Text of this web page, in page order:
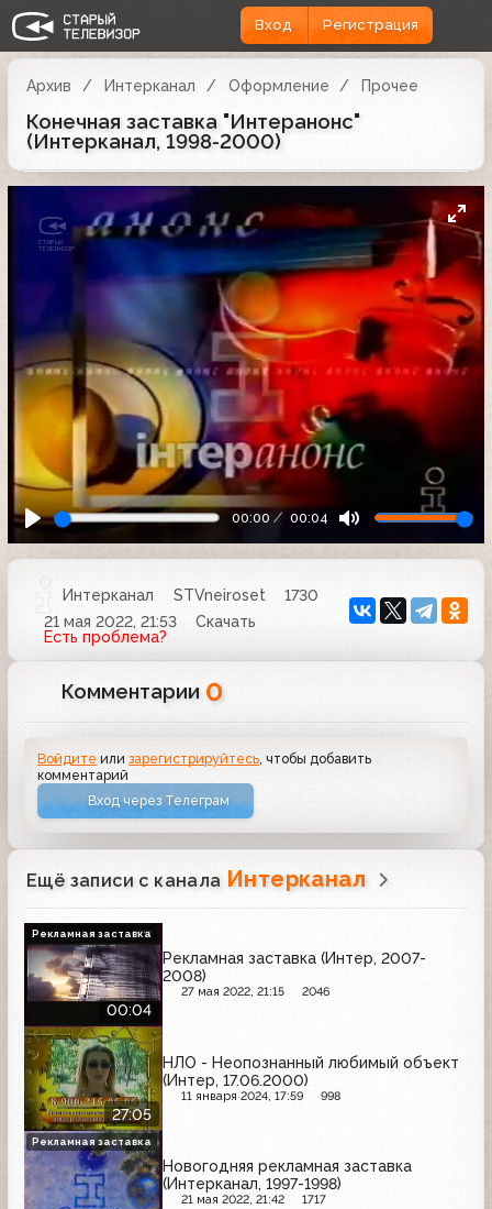
Вход Регистрация
Архив Интерканал Оформление Прочее
Конечная заставка "Интеранонс"
(Интерканал, 1998-2000)
00:00 00:04
Интерканал STVneiroset
1730
21 мая 2022, 21:53
Скачать
Есть проблема?
Комментарии 0
Войдите илизарегистрируйтесь, чтобы добавить
комментарий
Вход через Телеграм
Ещё записи с канала Интерканал
00:04
Рекламная заставка (Интер, 2007-
2008)
27 мая 2022, 21:15 2046
Рекламная заставка
27:05
НЛО - Неопознанный любимый объект
(Интер, 17.06.2000)
11 января 2024, 17:59 998
Новогодняя рекламная заставка
(Интерканал, 1997-1998)
21 мая 2022, 21:42 1717
Рекламная заставка